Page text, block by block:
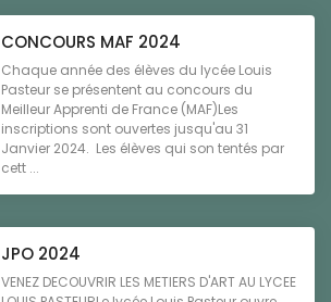
CONCOURS MAF 2024
Chaque année des élèves du lycée Louis
Pasteur se présentent au concours du
Meilleur Apprenti de France (MAF)Les
inscriptions sont ouvertes jusqu'au 31
Janvier 2024. Les élèves qui son tentés par
cett ...
JPO 2024
VENEZ DECOUVRIR LES METIERS D'ART AU LYCEE